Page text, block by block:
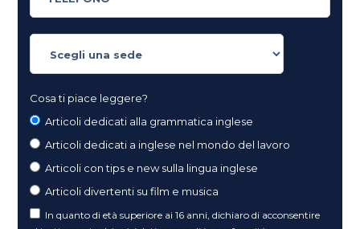
Cosa ti piace leggere?
Articoli dedicati alla grammatica inglese
Articoli dedicati a inglese nel mondo del lavoro
Articoli con tips e new sulla lingua inglese
Articoli divertenti su film e musica
In quanto di età superiore ai 16 anni, dichiaro di acconsentire